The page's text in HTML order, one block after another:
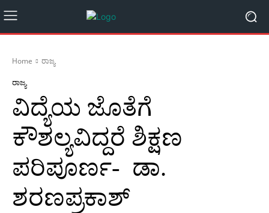
Home ರಾಜ್ಯ
ರಾಜ್ಯ
ವಿದ್ಯೆಯ ಜೊತೆಗೆ
ಕೌಶಲ್ಯವಿದ್ದರೆ ಶಿಕ್ಷಣ
ಪರಿಪೂರ್ಣ- ಡಾ.
ಶರಣಪ್ರಕಾಶ್